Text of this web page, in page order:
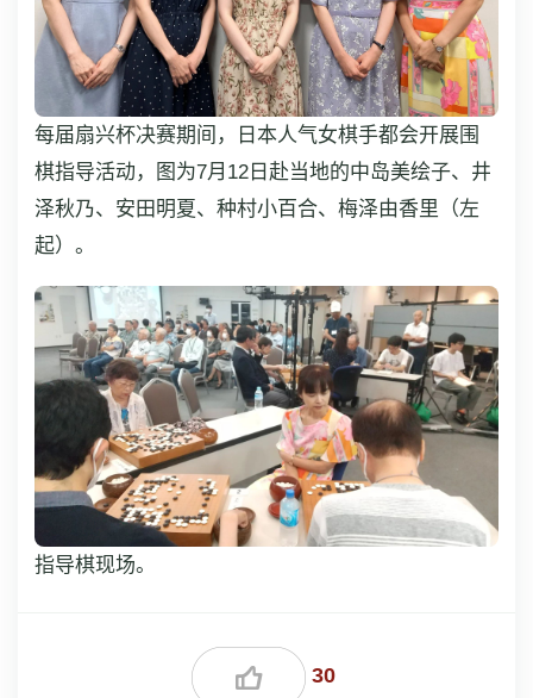
每届扇兴杯决赛期间，日本人气女棋手都会开展围
棋指导活动，图为7月12日赴当地的中岛美绘子、井
泽秋乃、安田明夏、种村小百合、梅泽由香里（左
起）。
指导棋现场。
30